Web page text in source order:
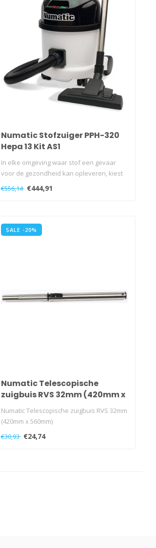
Numatic Stofzuiger PPH-320
Hepa 13 Kit AS1
In elke omgeving waar stof een gevaar
voor de gezondheid kan opleveren, kiest
€556,14 €444,91
SALE -20%
Numatic Telescopische
zuigbuis RVS 32mm (420mm x
560mm)
Numatic Telescopische zuigbuis RVS 32mm
(420mm x 560mm)
€30,93 €24,74